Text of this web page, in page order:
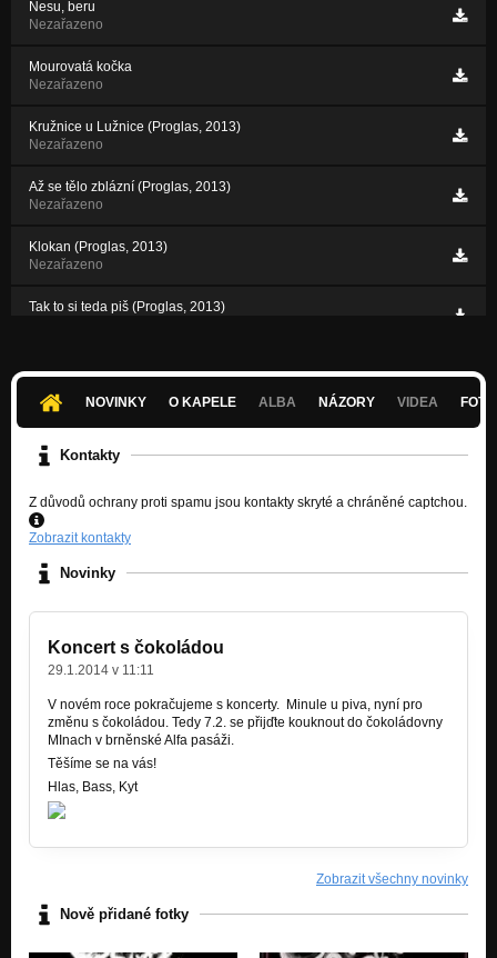
Nesu, beru
Nezařazeno
Mourovatá kočka
Nezařazeno
Kružnice u Lužnice (Proglas, 2013)
Nezařazeno
Až se tělo zblázní (Proglas, 2013)
Nezařazeno
Klokan (Proglas, 2013)
Nezařazeno
Tak to si teda piš (Proglas, 2013)
NOVINKY O KAPELE ALBA NÁZORY VIDEA
Kontakty
Z důvodů ochrany proti spamu jsou kontakty skryté a chráněné captchou.
Zobrazit kontakty
Novinky
Koncert s čokoládou
29.1.2014 v 11:11
V novém roce pokračujeme s koncerty. Minule u piva, nyní pro
změnu s čokoládou. Tedy 7.2. se přijďte kouknout do čokoládovny
MInach v brněnské Alfa pasáži.
Těšíme se na vás!
Hlas, Bass, Kyt
Zobrazit všechny novinky
Nově přidané fotky